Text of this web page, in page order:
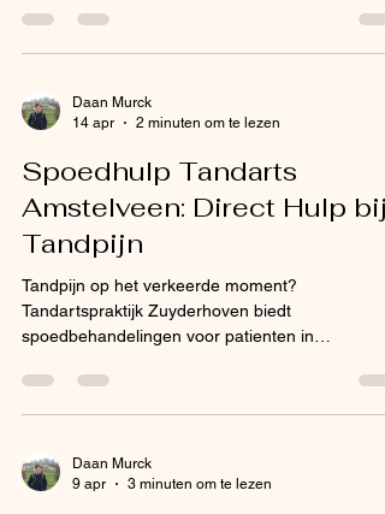
Daan Murck
14 apr
2 minuten om te lezen
Spoedhulp Tandarts
Amstelveen: Direct Hulp bij
Tandpijn
Tandpijn op het verkeerde moment?
Tandartspraktijk Zuyderhoven biedt
spoedbehandelingen voor patienten in
directe hulp.
Daan Murck
9 apr
3 minuten om te lezen